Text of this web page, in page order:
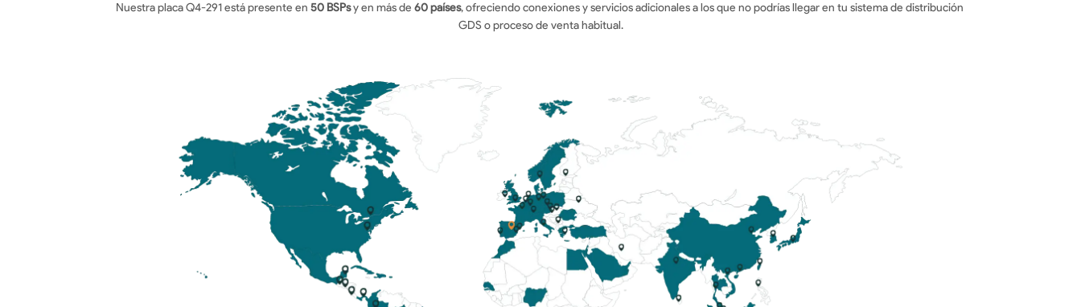
Nuestra placa Q4-291 está presente en 50 BSPs y en más de 60 países, ofreciendo conexiones y servicios adicionales a los que no podrías llegar en tu sistema de distribución
GDS o proceso de venta habitual.